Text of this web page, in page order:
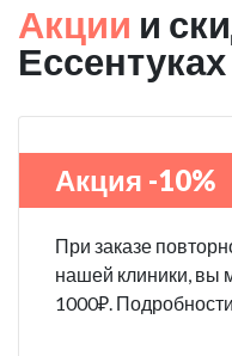
Акции и
Ессентуках
Акция -10%
При заказе
нашей клиники, вы
1000₽.